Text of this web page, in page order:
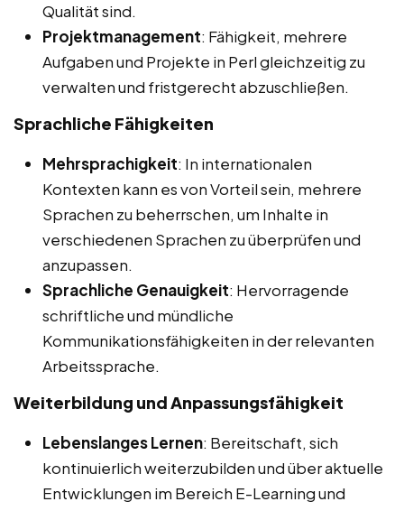
Qualität sind.
Projektmanagement: Fähigkeit, mehrere
Aufgaben und Projekte in Perl gleichzeitig zu
verwalten und fristgerecht abzuschließen.
Sprachliche Fähigkeiten
Mehrsprachigkeit: In internationalen
Kontexten kann es von Vorteil sein, mehrere
Sprachen zu beherrschen, um Inhalte in
verschiedenen Sprachen zu überprüfen und
anzupassen.
Sprachliche Genauigkeit: Hervorragende
schriftliche und mündliche
Kommunikationsfähigkeiten in der relevanten
Arbeitssprache.
Weiterbildung und Anpassungsfähigkeit
Lebenslanges Lernen: Bereitschaft, sich
kontinuierlich weiterzubilden und über aktuelle
Entwicklungen im Bereich E-Learning und